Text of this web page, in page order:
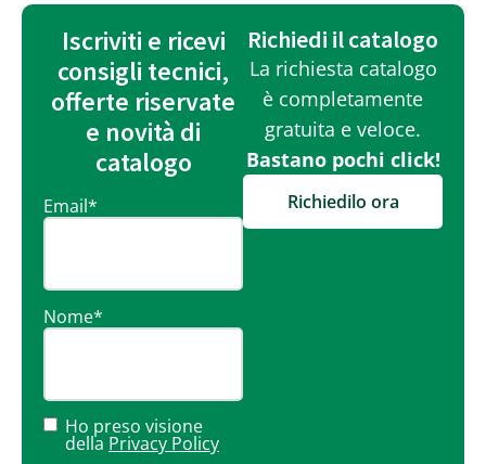
Iscriviti e ricevi
consigli tecnici,
offerte riservate
e novità di
catalogo
Email*
Nome*
Ho preso visione
della Privacy Policy
Richiedi il catalogo
La richiesta catalogo
è completamente
gratuita e veloce.
Bastano pochi click!
Richiedilo ora